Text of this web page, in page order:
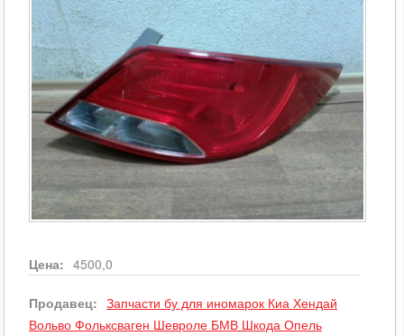
Цена: 4500,0
Продавец: Запчасти бу для иномарок Киа Хендай
Вольво Фольксваген Шевроле БМВ Шкода Опель